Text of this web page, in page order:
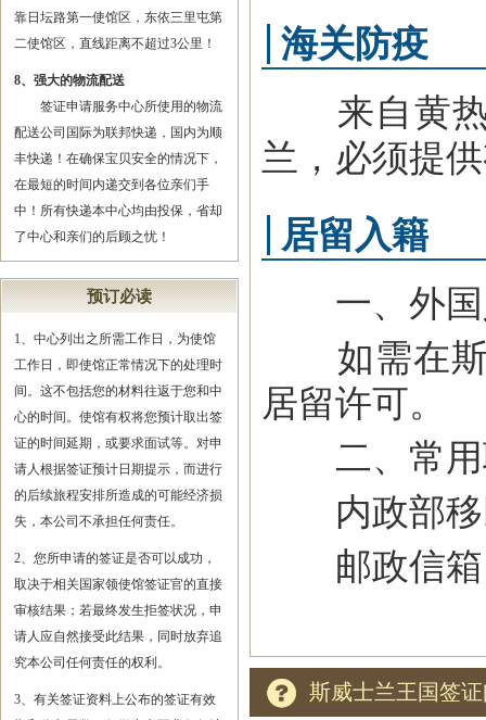
靠日坛路第一使馆区，东依三里屯第
二使馆区，直线距离不超过3公里！
8、强大的物流配送
签证申请服务中心所使用的物流
配送公司国际为联邦快递，国内为顺
丰快递！在确保宝贝安全的情况下，
在最短的时间内递交到各位亲们手
中！所有快递本中心均由投保，省却
了中心和亲们的后顾之忧！
预订必读
1、中心列出之所需工作日，为使馆
工作日，即使馆正常情况下的处理时
间。这不包括您的材料往返于您和中
心的时间。使馆有权将您预计取出签
证的时间延期，或要求面试等。对申
请人根据签证预计日期提示，而进行
的后续旅程安排所造成的可能经济损
失，本公司不承担任何责任。
2、您所申请的签证是否可以成功，
取决于相关国家领使馆签证官的直接
审核结果；若最终发生拒签状况，申
请人应自然接受此结果，同时放弃追
究本公司任何责任的权利。
3、有关签证资料上公布的签证有效
海关防疫
来自黄热
兰，必须提
居留入籍
一、外国
如需在斯
居留许可。
二、常用
内政部移
邮政信箱
斯威士兰王国签